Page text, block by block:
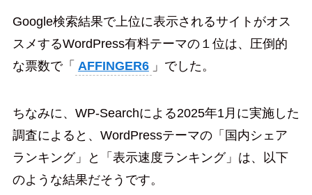
Google検索結果で上位に表示されるサイトがオス
スメするWordPress有料テーマの１位は、圧倒的
な票数で「 AFFINGER6 」でした。
ちなみに、WP-Searchによる2025年1月に実施した
調査によると、WordPressテーマの「国内シェア
ランキング」と「表示速度ランキング」は、以下
のような結果だそうです。